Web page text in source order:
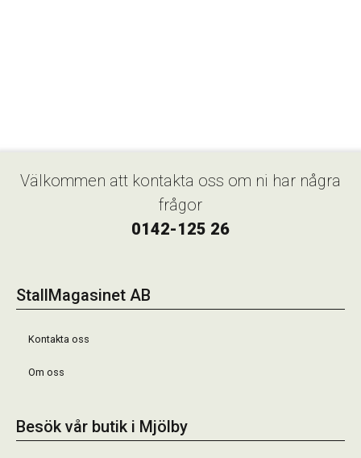
Välkommen att kontakta oss om ni har några
frågor
0142-125 26
StallMagasinet AB
Kontakta oss
Om oss
Besök vår butik i Mjölby